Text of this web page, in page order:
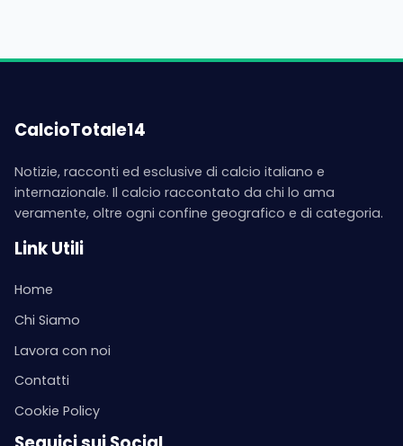
CalcioTotale14
Notizie, racconti ed esclusive di calcio italiano e
internazionale. Il calcio raccontato da chi lo ama
veramente, oltre ogni confine geografico e di categoria.
Link Utili
Home
Chi Siamo
Lavora con noi
Contatti
Cookie Policy